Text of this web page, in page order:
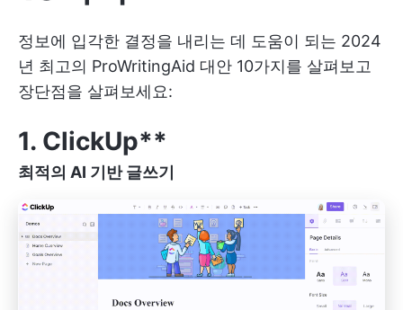
정보에 입각한 결정을 내리는 데 도움이 되는 2024
년 최고의 ProWritingAid 대안 10가지를 살펴보고
장단점을 살펴보세요:
1. ClickUp**
최적의 AI 기반 글쓰기